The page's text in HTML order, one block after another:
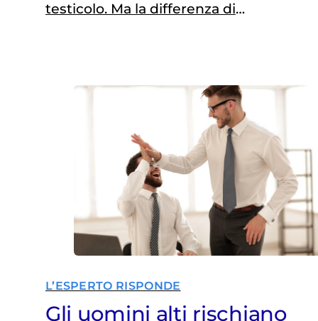
testicolo. Ma la differenza di
L’ESPERTO RISPONDE
Gli uomini alti rischiano